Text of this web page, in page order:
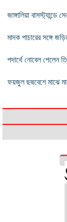
জাঙ্গালিয়া
মাদক পাচারের সঙ্গে
পদার্থে নোবেল পেলেন
ফয়জুল ছদ্মবেশে মাঝে